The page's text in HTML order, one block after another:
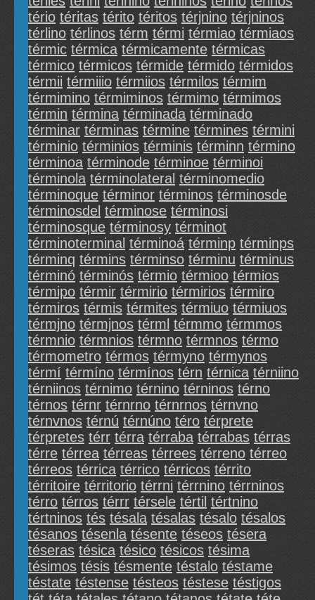
tério téritas térito téritos térjnino térjninos
térlino térlinos térm térmi térmiao térmiaos
térmic térmica térmicamente térmicas
térmico térmicos térmide térmido térmidos
térmii térmiiio térmiios térmilos térmim
térmimino térmiminos térmimo térmimos
términ términa términada términado
términar términas términe términes términi
términio términios términis términn término
términoa términode términoe términoi
términola términolateral términomedio
términoque términor términos términosde
términosdel términose términosi
términosque términosy términot
términoterminal términoá términp términps
términq términs términso términu términus
términó términós térmio térmioo térmios
térmipo térmir térmirio térmirios térmiro
térmiros térmis térmites térmiuo térmiuos
térmjno térmjnos térml térmmo térmmos
térmnio térmnios térmno térmnos térmo
térmometro térmos térmyno térmynos
térmí térmíno térmínos térn térnica térniino
térniinos térnimo térnino térninos térno
térnos térnr térnrno térnrnos térnvno
térnvnos térnú térnúno téro térprete
térpretes térr térra térraba térrabas térras
térre térrea térreas térrees térreno térreo
térreos térrica térrico térricos térrito
térritoire térritorio térrni térrnino térrninos
térro térros térrr térsele tértil tértnino
tértninos tés tésala tésalas tésalo tésalos
tésanos tésenla tésente téseos tésera
téseras tésica tésico tésicos tésima
tésimos tésis tésmente téstalo téstame
téstate téstense tésteos téstese téstigos